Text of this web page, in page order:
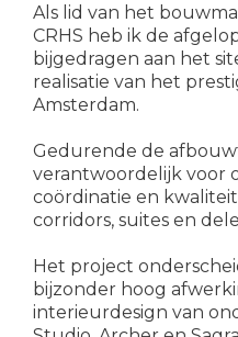
Als lid van het
CRHS heb ik de
bijgedragen aan het
realisatie van het
Amsterdam.
Gedurende de
verantwoordelijk voor
coördinatie en
corridors, suites en
Het project
bijzonder hoog
interieurdesign van